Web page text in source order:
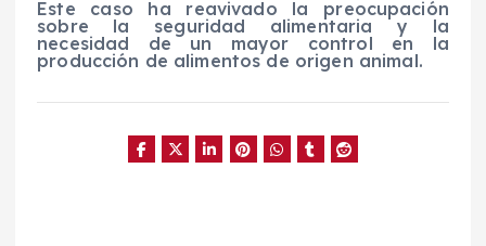
Este caso ha reavivado la preocupación
sobre la seguridad alimentaria y la
necesidad de un mayor control en la
producción de alimentos de origen animal.